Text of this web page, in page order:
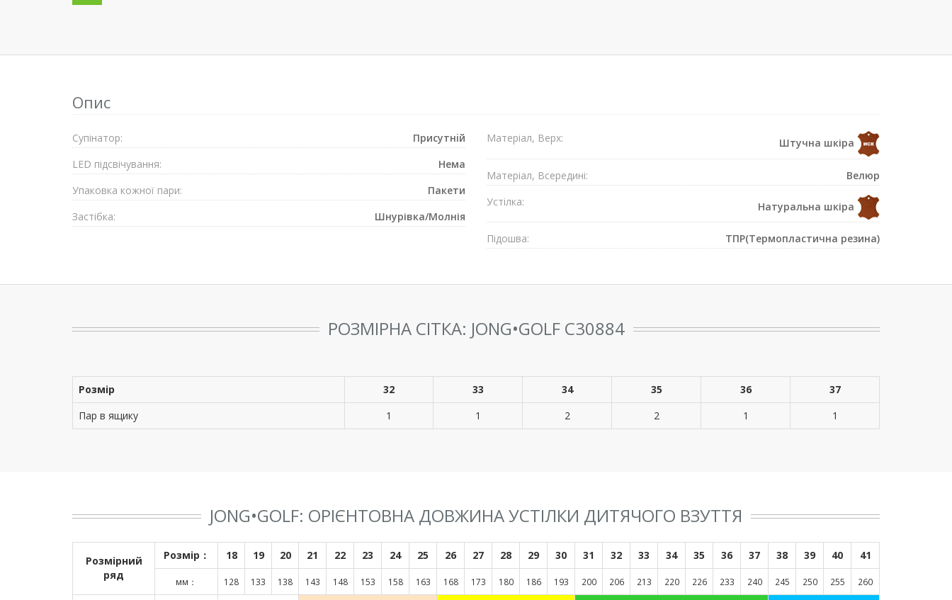
Опис
Супiнатор:
Присутнiй
LED підсвічування:
Нема
Упаковка кожної пари:
Пакети
Застібка:
Шнурівка/Mолнія
Матеріал, Верх: Штучна шкіра
Матеріал, Всередині:
Велюр
Устілка:
Натуральна шкіра
Підошва: ТПР(Термопластична резина)
РОЗМІРНА СІТКА: JONG•GOLF C30884
Розмір 32 33 34 35 36
37
Пар в ящику
1 1 2 2 1 1
JONG•GOLF: ОРІЄНТОВНА ДОВЖИНА УСТІЛКИ ДИТЯЧОГО ВЗУТТЯ
Розмірний
ряд
Розмір： 18 19 20 21 22 23 24 25 26 27 28 29 30 31 32 33 34 35 36 37 38 39 40 41
мм： 128 133 138 143 148 153 158 163 168 173 180 186 193 200 206 213 220 226 233 240 245 250 255 260